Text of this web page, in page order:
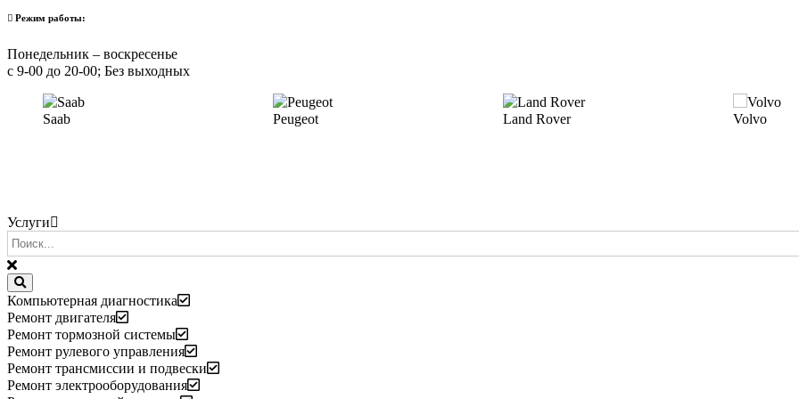
Режим работы:
Понедельник – воскресенье
с 9-00 до 20-00; Без выходных
Saab Peugeot Land Rover Volvo
Услуги
Компьютерная диагностика
Ремонт двигателя
Ремонт тормозной системы
Ремонт рулевого управления
Ремонт трансмиссии и подвески
Ремонт электрооборудования